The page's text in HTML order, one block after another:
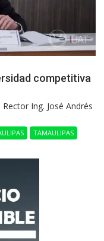
competitiva
Ing. José Andrés
TAMAULIPAS